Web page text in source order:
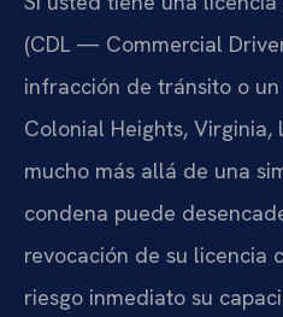
(CDL — Commercial
infracción de tránsito o
Colonial Heights, Virginia,
mucho más allá de una
condena puede
revocación de su licencia
riesgo inmediato su